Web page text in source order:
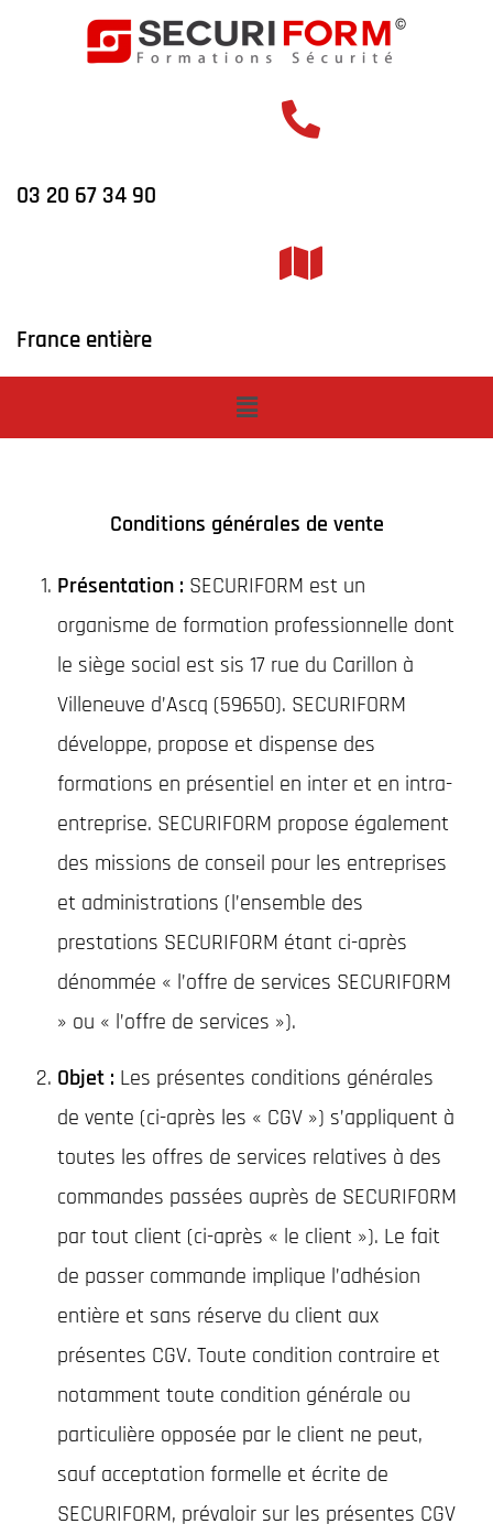
03 20 67 34 90
France entière
Conditions générales de vente
Présentation : SECURIFORM est un
organisme de formation professionnelle dont
le siège social est sis 17 rue du Carillon à
Villeneuve d’Ascq (59650). SECURIFORM
développe, propose et dispense des
formations en présentiel en inter et en intra-
entreprise. SECURIFORM propose également
des missions de conseil pour les entreprises
et administrations (l’ensemble des
prestations SECURIFORM étant ci-après
dénommée « l’offre de services SECURIFORM
» ou « l’offre de services »).
Objet : Les présentes conditions générales
de vente (ci-après les « CGV ») s’appliquent à
toutes les offres de services relatives à des
commandes passées auprès de SECURIFORM
par tout client (ci-après « le client »). Le fait
de passer commande implique l’adhésion
entière et sans réserve du client aux
présentes CGV. Toute condition contraire et
notamment toute condition générale ou
particulière opposée par le client ne peut,
sauf acceptation formelle et écrite de
SECURIFORM, prévaloir sur les présentes CGV